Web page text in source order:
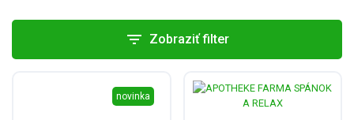
filter_list Zobraziť filter
novinka